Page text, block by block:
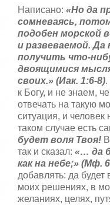
/
5
,
о
ц
е
н
и
т
е
Написано: «Но да
сомневаясь,
подобен морской
и развеваемой. Да
получить что-
двоящимися
своих.» (Иак. 1:6-8)
к Богу, и не знаем,
отвечать на такую
ситуация, и человек
таком случае есть
будет воля Твоя!
так и сказал: «… да
как на небе;» (Мф.
добавлять: да
моих решениях, в
желаниях, целях,